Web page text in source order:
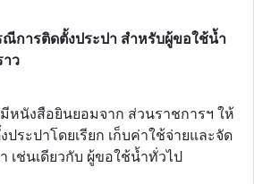
การติดตั้งประปา สำหรับผู้ขอใช้น้ำ
ว
นังสือยินยอมจาก ส่วนราชการฯ ให้
ประปาโดยเรียก เก็บค่าใช้จ่ายและจัด
เช่นเดียวกับ ผู้ขอใช้น้ำทั่วไป